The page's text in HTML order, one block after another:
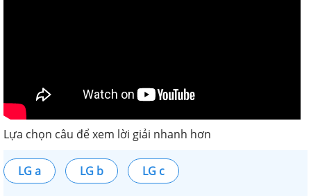
Lựa chọn câu để xem lời giải nhanh hơn
LG a LG b LG c